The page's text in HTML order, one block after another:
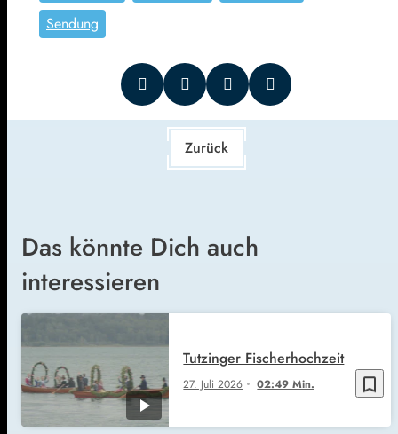
Sendung
Zurück
Das könnte Dich auch
interessieren
bookmark_border
27. Juli 2026 02:49 Min.
Tutzinger Fischerhochzeit